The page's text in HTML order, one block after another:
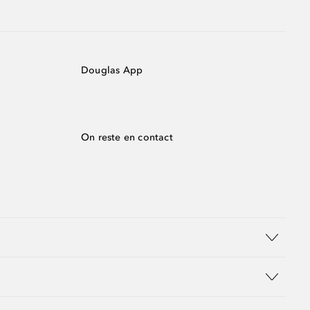
Douglas App
On reste en contact